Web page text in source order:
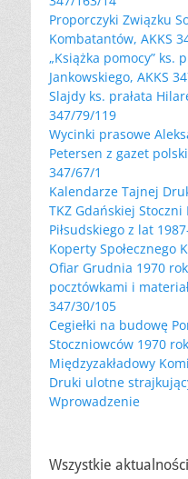
Proporczyki Związku
Kombatantów, AKKS
„Książka pomocy” ks.
Jankowskiego, AKKS
Slajdy ks. prałata
347/79/119
Wycinki prasowe
Petersen z gazet
347/67/1
Kalendarze Tajnej
TKZ Gdańskiej Stoczni
Piłsudskiego z lat
Koperty Społecznego
Ofiar Grudnia 1970
pocztówkami i
347/30/105
Cegiełki na budowę
Stoczniowców 1970
Międzyzakładowy
Druki ulotne
Wprowadzenie
Wszystkie aktualności